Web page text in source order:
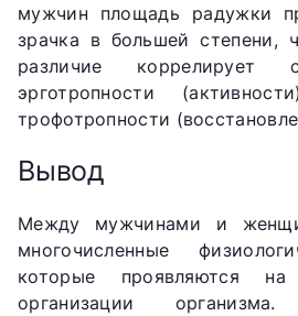
мужчин площадь радужки
зрачка в большей
различие коррелирует
эрготропности
трофотропности
Вывод
Между мужчинами и
многочисленные
которые проявляются
организации